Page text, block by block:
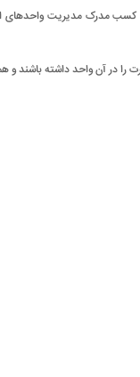
کسب مدرک مدیریت واحدهای
در آن واحد داشته باشند و